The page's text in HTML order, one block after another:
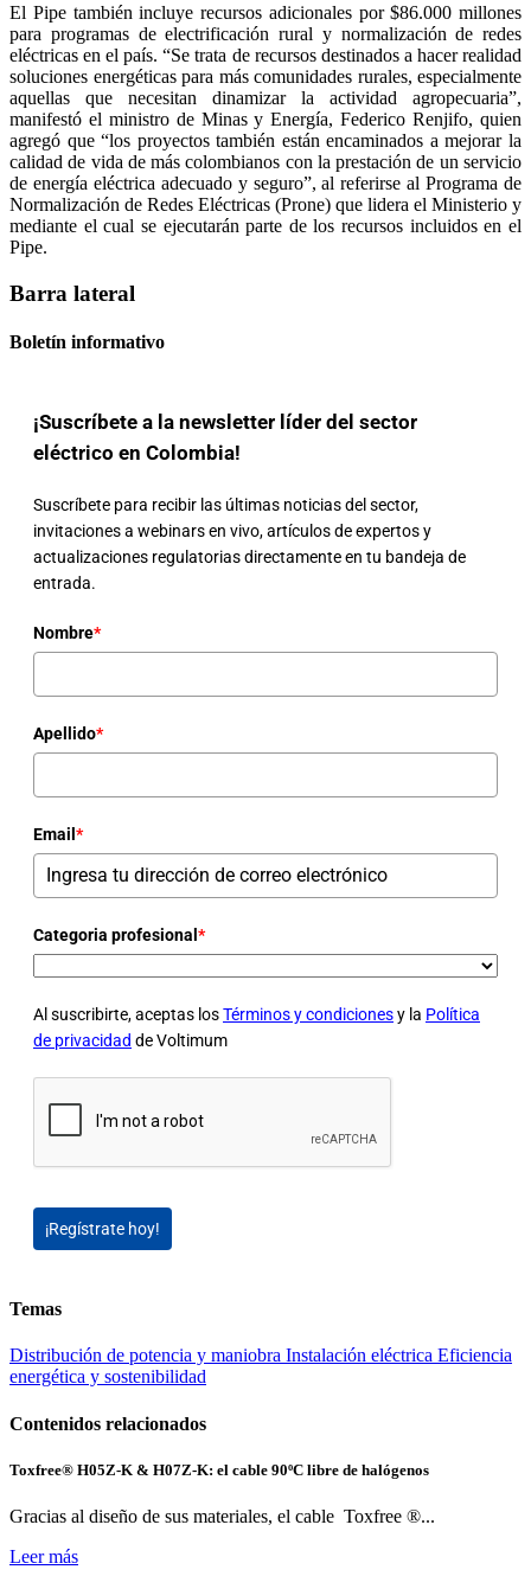
El Pipe también incluye recursos adicionales por $86.000 millones
para programas de electrificación rural y normalización de redes
eléctricas en el país. “Se trata de recursos destinados a hacer realidad
soluciones energéticas para más comunidades rurales, especialmente
aquellas que necesitan dinamizar la actividad agropecuaria”,
manifestó el ministro de Minas y Energía, Federico Renjifo, quien
agregó que “los proyectos también están encaminados a mejorar la
calidad de vida de más colombianos con la prestación de un servicio
de energía eléctrica adecuado y seguro”, al referirse al Programa de
Normalización de Redes Eléctricas (Prone) que lidera el Ministerio y
mediante el cual se ejecutarán parte de los recursos incluidos en el
Pipe.
Barra lateral
Boletín informativo
¡Suscríbete a la newsletter líder del sector
eléctrico en Colombia!
Suscríbete para recibir las últimas noticias del sector,
invitaciones a webinars en vivo, artículos de expertos y
actualizaciones regulatorias directamente en tu bandeja de
entrada.
Nombre*
Apellido*
Email *
Categoria profesional *
Al suscribirte, aceptas losTérminos y condicionesy la Política
de privacidad de Voltimum
¡Regístrate hoy!
Temas
Distribución de potencia y maniobra Instalación eléctrica Eficiencia
energética y sostenibilidad
Contenidos relacionados
Toxfree® H05Z-K & H07Z-K: el cable 90ºC libre de halógenos
Gracias al diseño de sus materiales, el cable Toxfree ®...
Leer más